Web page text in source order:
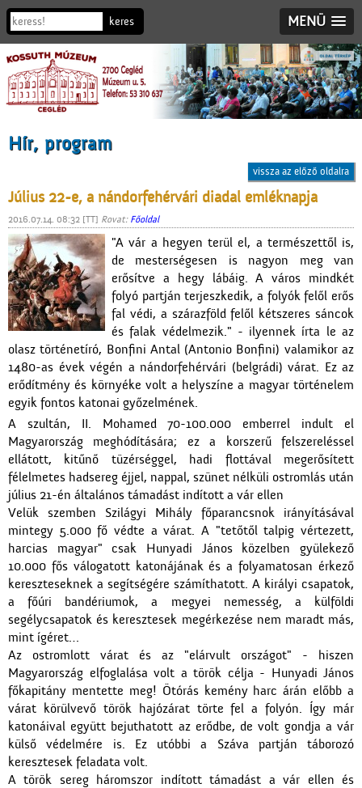
MENÜ
Hír, program
vissza az előző oldalra
Július 22-e, a nándorfehérvári diadal emléknapja
2016.07.14. 08:32 [TT] Rovat: Főoldal
"A vár a hegyen terül el, a természettől is,
de mesterségesen is nagyon meg van
erősítve a hegy lábáig. A város mindkét
folyó partján terjeszkedik, a folyók felől erős
fal védi, a szárazföld felől kétszeres sáncok
és falak védelmezik." - ilyennek írta le az
olasz történetíró, Bonfini Antal (Antonio Bonfini) valamikor az
1480-as évek végén a nándorfehérvári (belgrádi) várat. Ez az
erődítmény és környéke volt a helyszíne a magyar történelem
egyik fontos katonai győzelmének.
A szultán, II. Mohamed 70-100.000 emberrel indult el
Magyarország meghódítására; ez a korszerű felszereléssel
ellátott, kitűnő tüzérséggel, hadi flottával megerősített
félelmetes hadsereg éjjel, nappal, szünet nélküli ostromlás után
július 21-én általános támadást indított a vár ellen
Velük szemben Szilágyi Mihály főparancsnok irányításával
mintegy 5.000 fő védte a várat. A "tetőtől talpig vértezett,
harcias magyar" csak Hunyadi János közelben gyülekező
10.000 fős válogatott katonájának és a folyamatosan érkező
kereszteseknek a segítségére számíthatott. A királyi csapatok,
a főúri bandériumok, a megyei nemesség, a külföldi
segélycsapatok és keresztesek megérkezése nem maradt más,
mint ígéret…
Az ostromlott várat és az "elárvult országot" - hiszen
Magyarország elfoglalása volt a török célja - Hunyadi János
főkapitány mentette meg! Ötórás kemény harc árán előbb a
várat körülvevő török hajózárat törte fel a folyón. Így már
katonáival együtt bejuthatott az erődbe, de volt gondja a vár
külső védelmére is. Ez utóbbi a Száva partján táborozó
keresztesek feladata volt.
A török sereg háromszor indított támadást a vár ellen és